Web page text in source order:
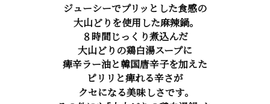
ジューシーでプリッとした食感の
大山どりを使用した麻辣鍋。
８時間じっくり煮込んだ
大山どりの鶏白湯スープに
痺辛ラー油と韓国唐辛子を加えた
ピリリと痺れる辛さが
クセになる美味しさです。